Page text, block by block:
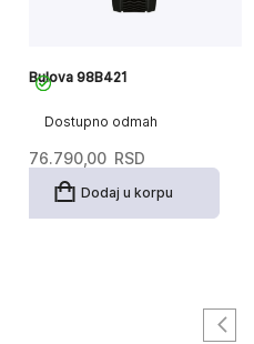
Dostupno odmah
Bulova 98B421
76.790,00 RSD
Dodaj u korpu